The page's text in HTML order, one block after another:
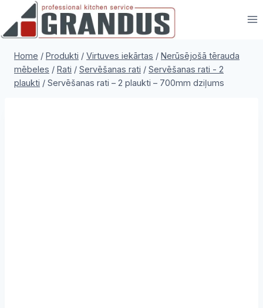
content
Home / Produkti / Virtuves iekārtas / Nerūsējošā tērauda
mēbeles / Rati / Servēšanas rati / Servēšanas rati - 2
plaukti / Servēšanas rati – 2 plaukti – 700mm dziļums